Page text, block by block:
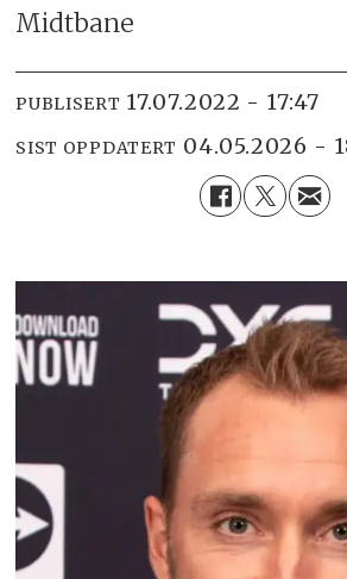
Midtbane
PUBLISERT 17.07.2022 - 17:47
SIST OPPDATERT 04.05.2026 -